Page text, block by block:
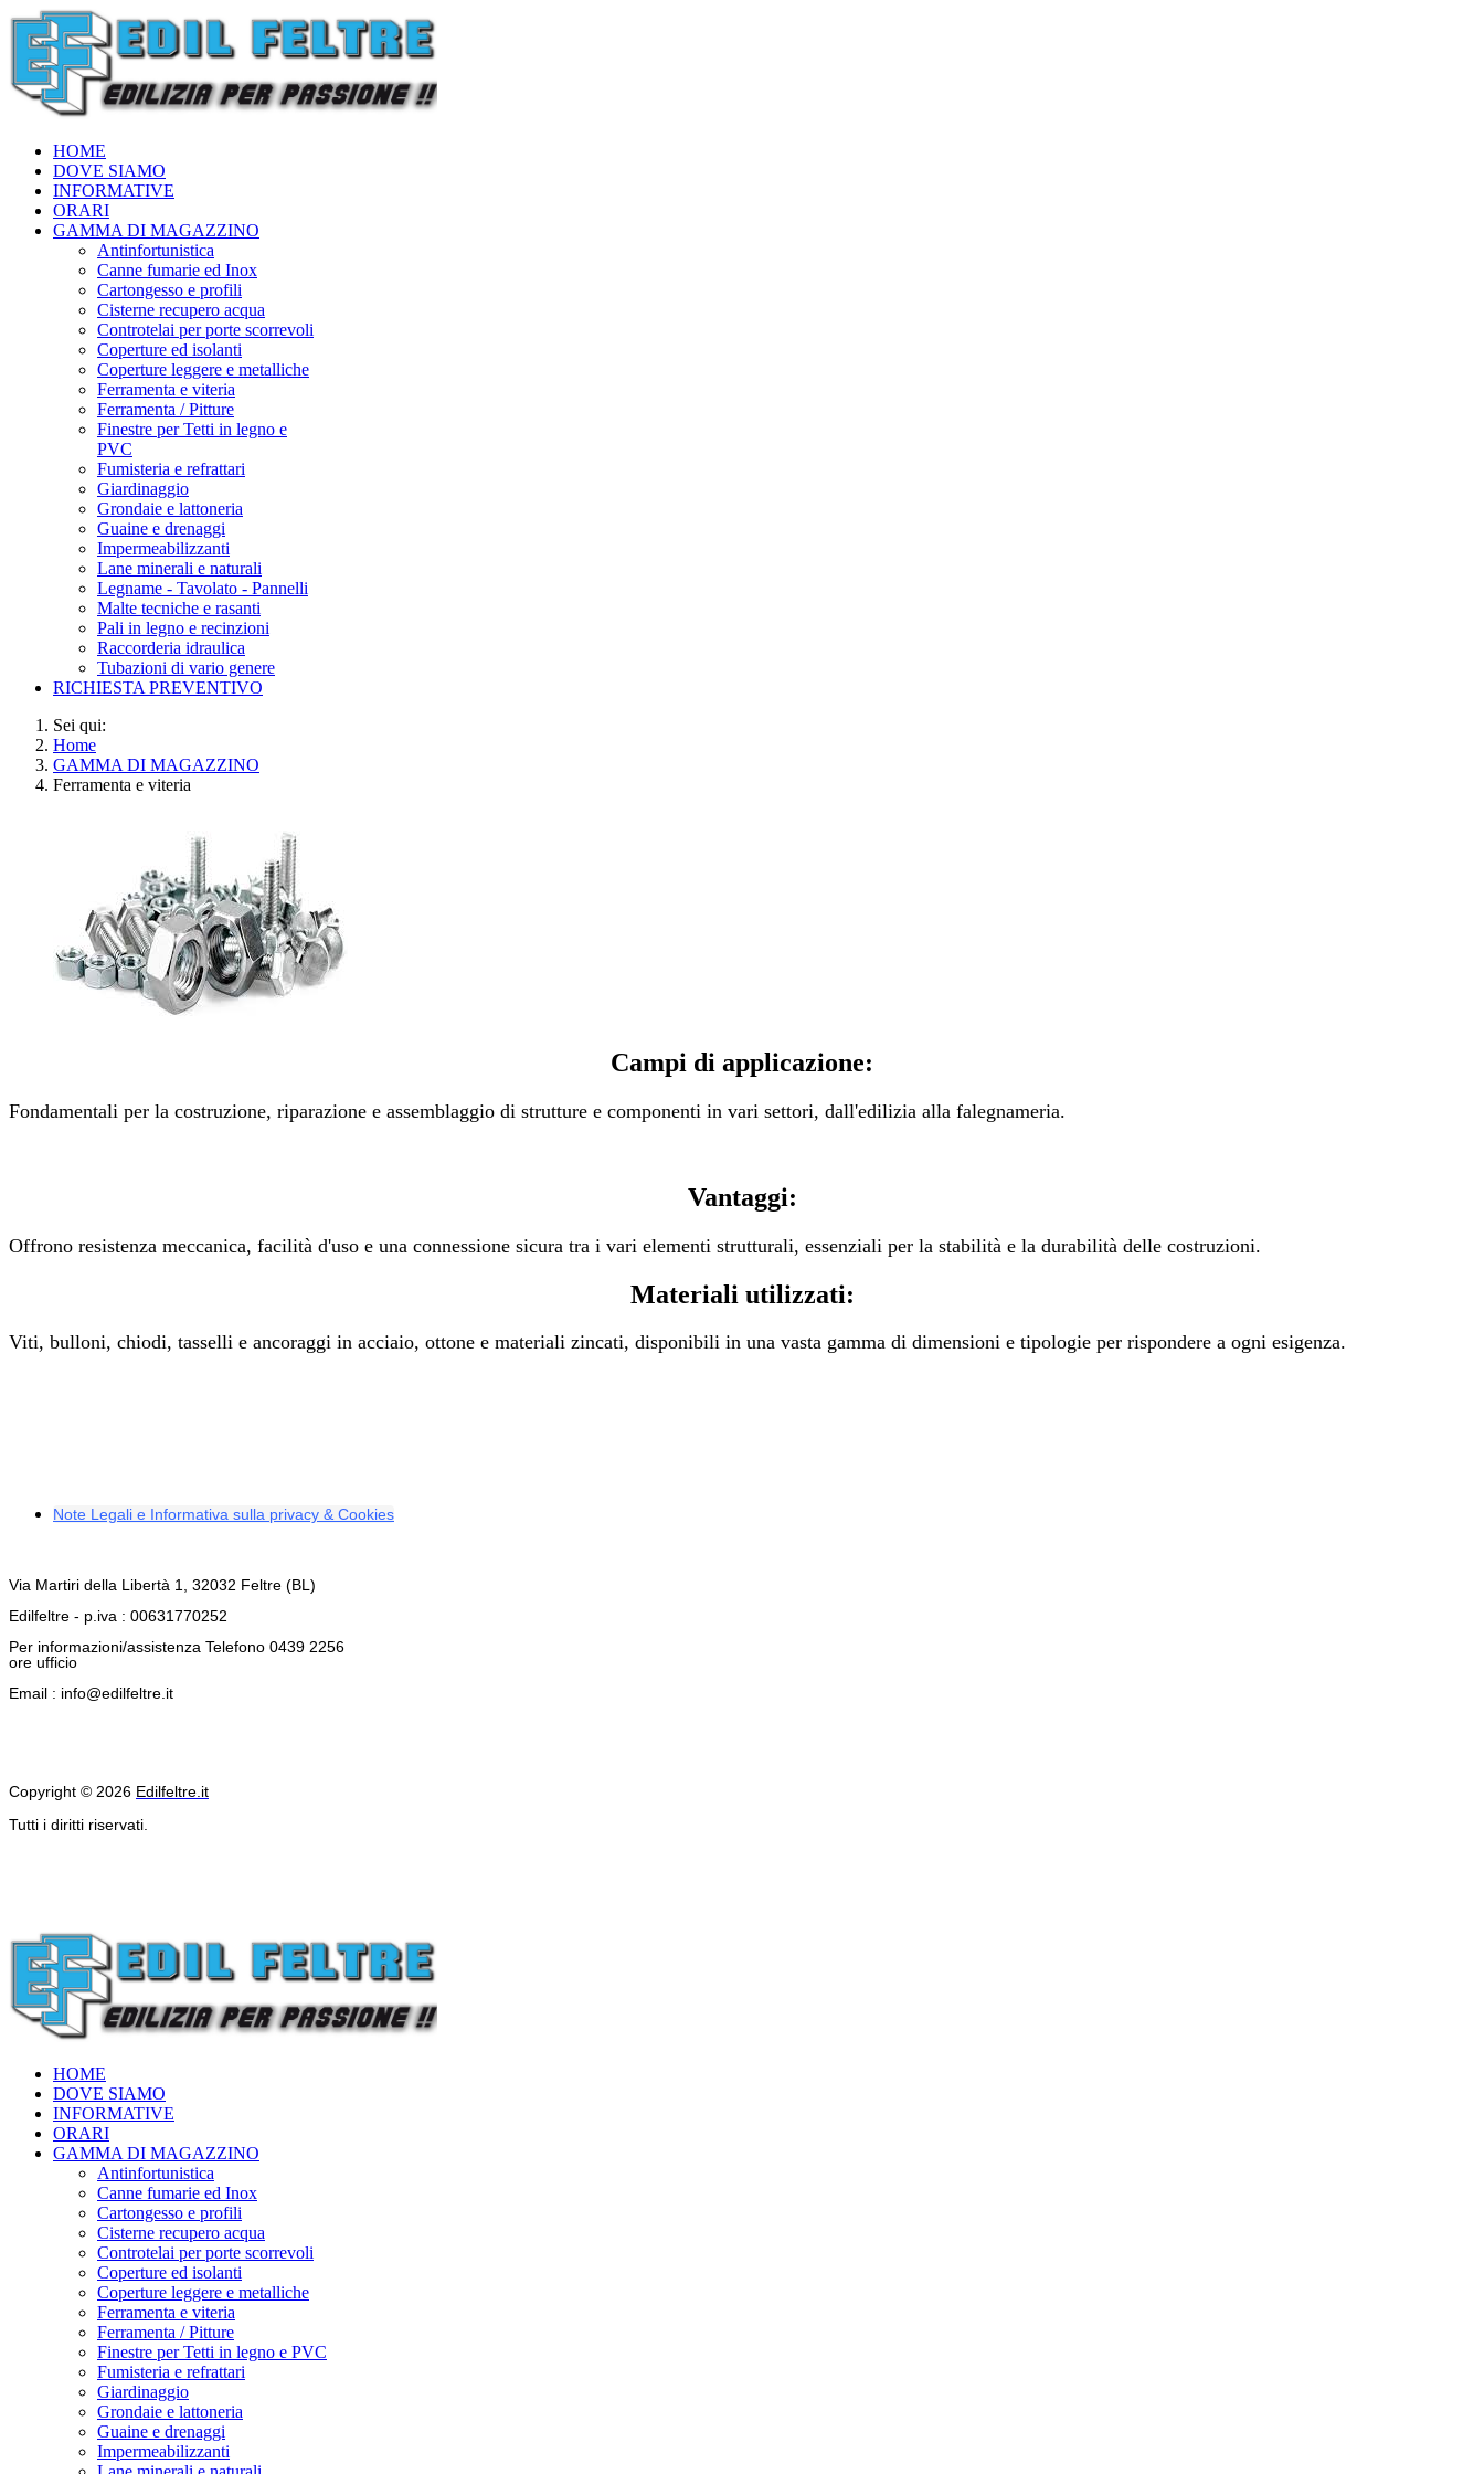
HOME
DOVE SIAMO
INFORMATIVE
ORARI
GAMMA DI MAGAZZINO
Antinfortunistica
Canne fumarie ed Inox
Cartongesso e profili
Cisterne recupero acqua
Controtelai per porte scorrevoli
Coperture ed isolanti
Coperture leggere e metalliche
Ferramenta e viteria
Ferramenta / Pitture
Finestre per Tetti in legno e
PVC
Fumisteria e refrattari
Giardinaggio
Grondaie e lattoneria
Guaine e drenaggi
Impermeabilizzanti
Lane minerali e naturali
Legname - Tavolato - Pannelli
Malte tecniche e rasanti
Pali in legno e recinzioni
Raccorderia idraulica
Tubazioni di vario genere
RICHIESTA PREVENTIVO
Sei qui:
Home
GAMMA DI MAGAZZINO
Ferramenta e viteria
Campi di applicazione:
Fondamentali per la costruzione, riparazione e assemblaggio di strutture e componenti in vari settori, dall'edilizia alla falegnameria.
Vantaggi:
Offrono resistenza meccanica, facilità d'uso e una connessione sicura tra i vari elementi strutturali, essenziali per la stabilità e la durabilità delle costruzioni.
Materiali utilizzati:
Viti, bulloni, chiodi, tasselli e ancoraggi in acciaio, ottone e materiali zincati, disponibili in una vasta gamma di dimensioni e tipologie per rispondere a ogni esigenza.
Note Legali e Informativa sulla privacy & Cookies
Via Martiri della Libertà 1, 32032 Feltre (BL)
Edilfeltre - p.iva : 00631770252
Per informazioni/assistenza Telefono 0439 2256
ore ufficio
Email : info@edilfeltre.it
Copyright © 2026 Edilfeltre.it
Tutti i diritti riservati.
HOME
DOVE SIAMO
INFORMATIVE
ORARI
GAMMA DI MAGAZZINO
Antinfortunistica
Canne fumarie ed Inox
Cartongesso e profili
Cisterne recupero acqua
Controtelai per porte scorrevoli
Coperture ed isolanti
Coperture leggere e metalliche
Ferramenta e viteria
Ferramenta / Pitture
Finestre per Tetti in legno e PVC
Fumisteria e refrattari
Giardinaggio
Grondaie e lattoneria
Guaine e drenaggi
Impermeabilizzanti